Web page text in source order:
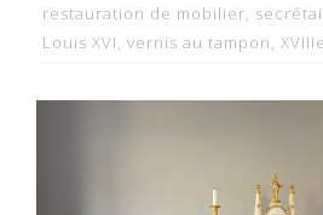
restauration de mobilier,
Louis XVI, vernis au tampon,